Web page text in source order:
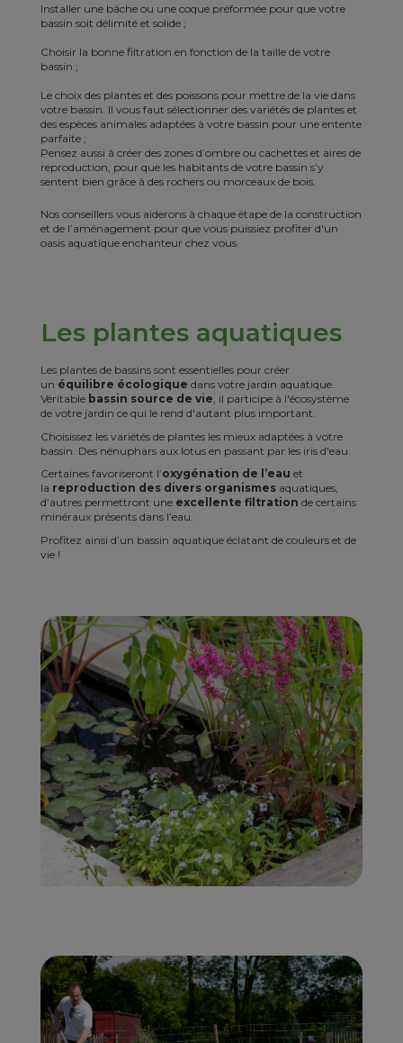
Installer une bâche ou une coque préformée pour que votre
bassin soit délimité et solide ;
Choisir la bonne filtration en fonction de la taille de votre
bassin ;
Le choix des plantes et des poissons pour mettre de la vie dans
votre bassin. Il vous faut sélectionner des variétés de plantes et
des espèces animales adaptées à votre bassin pour une entente
parfaite ;
Pensez aussi à créer des zones d’ombre ou cachettes et aires de
reproduction, pour que les habitants de votre bassin s’y
sentent bien grâce à des rochers ou morceaux de bois.
Nos conseillers vous aiderons à chaque étape de la construction
et de l’aménagement pour que vous puissiez profiter d'un
oasis aquatique enchanteur chez vous.
Les plantes aquatiques
Les plantes de bassins sont essentielles pour créer
un équilibre écologique dans votre jardin aquatique.
Véritable bassin source de vie, il participe à l'écosystème
de votre jardin ce qui le rend d'autant plus important.
Choisissez les variétés de plantes les mieux adaptées à votre
bassin. Des nénuphars aux lotus en passant par les iris d'eau.
Certaines favoriseront l’oxygénation de l’eau et
la reproduction des divers organismes aquatiques,
d’autres permettront une excellente filtration de certains
minéraux présents dans l’eau.
Profitez ainsi d’un bassin aquatique éclatant de couleurs et de
vie !